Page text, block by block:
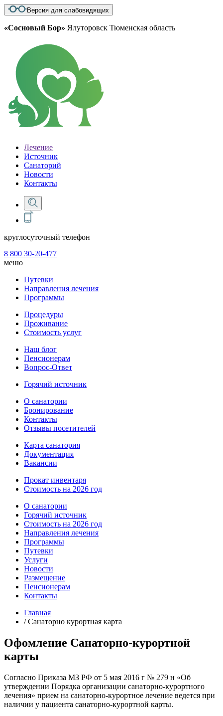
Версия для слабовидящих
«Сосновый Бор» Ялуторовск Тюменская область
Лечение
Источник
Санаторий
Новости
Контакты
круглосуточный телефон
8 800 30-20-477
меню
Путевки
Направления лечения
Программы
Процедуры
Проживание
Стоимость услуг
Наш блог
Пенсионерам
Вопрос-Ответ
Горячий источник
О санатории
Бронирование
Контакты
Отзывы посетителей
Карта санатория
Документация
Вакансии
Прокат инвентаря
Стоимость на 2026 год
О санатории
Горячий источник
Стоимость на 2026 год
Направления лечения
Программы
Путевки
Услуги
Новости
Размещение
Пенсионерам
Контакты
Главная
/Санаторно курортная карта
Офомление Санаторно-курортной
карты
Согласно Приказа МЗ РФ от 5 мая 2016 г № 279 н «Об
утверждении Порядка организации санаторно-курортного
лечения» прием на санаторно-курортное лечение ведется при
наличии у пациента санаторно-курортной карты.